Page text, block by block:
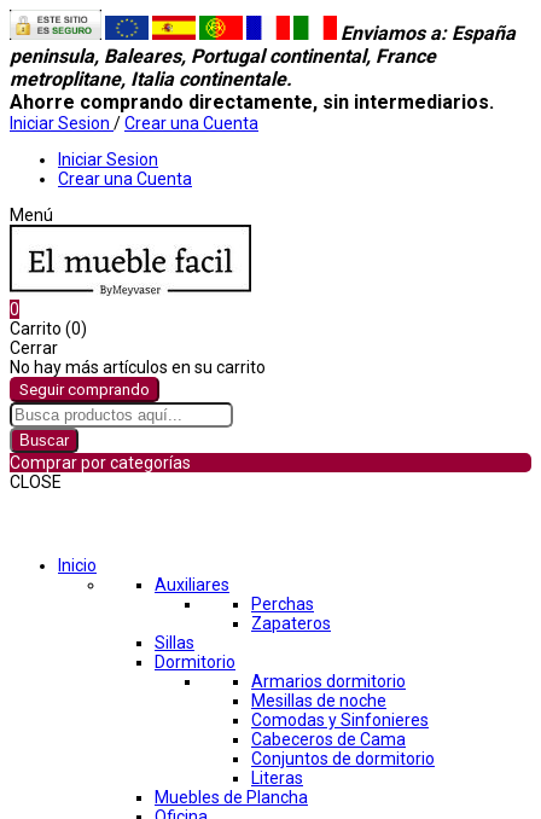
Enviamos a: España
peninsula, Baleares, Portugal continental, France
metroplitane, Italia continentale.
Ahorre comprando directamente, sin intermediarios.
Iniciar Sesion /Crear una Cuenta
Iniciar Sesion
Crear una Cuenta
Menú
0
Carrito (0)
Cerrar
No hay más artículos en su carrito
Seguir comprando
Buscar
Comprar por categorías
CLOSE
Inicio
Auxiliares
Perchas
Zapateros
Sillas
Dormitorio
Armarios dormitorio
Mesillas de noche
Comodas y Sinfonieres
Cabeceros de Cama
Conjuntos de dormitorio
Literas
Muebles de Plancha